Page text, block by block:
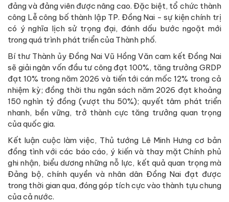
đảng và đảng viên được nâng cao. Đặc biệt, tổ chức thành
công Lễ công bố thành lập TP. Đồng Nai - sự kiện chính trị
có ý nghĩa lịch sử trọng đại, đánh dấu bước ngoặt mới
trong quá trình phát triển của Thành phố.
Bí thư Thành ủy Đồng Nai Vũ Hồng Văn cam kết Đồng Nai
sẽ giải ngân vốn đầu tư công đạt 100%, tăng trưởng GRDP
đạt 10% trong năm 2026 và tiến tới cán mốc 12% trong cả
nhiệm kỳ; đồng thời thu ngân sách năm 2026 đạt khoảng
150 nghìn tỷ đồng (vượt thu 50%); quyết tâm phát triển
nhanh, bền vững, trở thành cực tăng trưởng quan trọng
của quốc gia.
Kết luận cuộc làm việc, Thủ tướng Lê Minh Hưng cơ bản
đồng tình với các báo cáo, ý kiến và thay mặt Chính phủ
ghi nhận, biểu dương những nỗ lực, kết quả quan trọng mà
Đảng bộ, chính quyền và nhân dân Đồng Nai đạt được
trong thời gian qua, đóng góp tích cực vào thành tựu chung
của cả nước.